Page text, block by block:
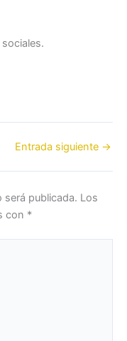
Entrada siguiente →
será publicada. Los
con *